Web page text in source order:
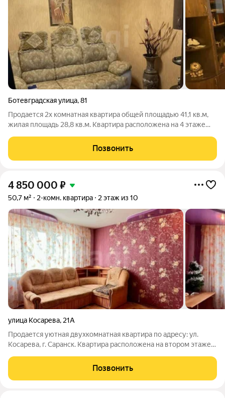
Ботевградская улица,81
Продается 2х комнатная квартира общей площадью 41,1 кв.м,
жилая площадь 28,8 кв.м. Квартира расположена на 4 этаже
хорошем состоянии и полностью готов к заселению: выполнен
косметический
Позвонить
4 850 000 ₽
50,7 м² 2-комн. квартира 2 этаж из 10
улица Косарева, 21А
Продается уютная двухкомнатная квартира по адресу: ул.
Косарева, г. Саранск. Квартира расположена на втором этаже
1978 году. Общая площадь квартиры составляет 50.7 кв. м., а
компактная кухня
Позвонить